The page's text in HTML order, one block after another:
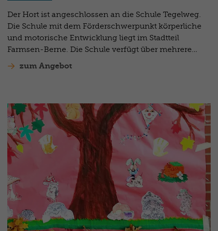
Der Hort ist angeschlossen an die Schule Tegelweg.
Die Schule mit dem Förderschwerpunkt körperliche
und motorische Entwicklung liegt im Stadtteil
Farmsen-Berne. Die Schule verfügt über mehrere…
zum Angebot